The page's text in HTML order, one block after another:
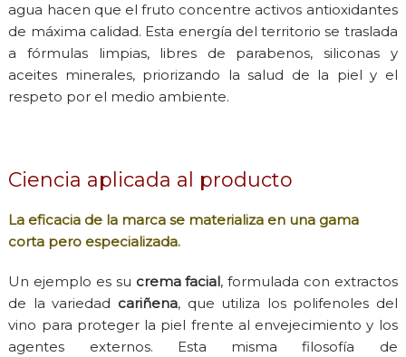
agua hacen que el fruto concentre activos antioxidantes
de máxima calidad. Esta energía del territorio se traslada
a fórmulas limpias, libres de parabenos, siliconas y
aceites minerales, priorizando la salud de la piel y el
respeto por el medio ambiente.
Ciencia aplicada al producto
La eficacia de la marca se materializa en una gama
corta pero especializada.
Un ejemplo es su crema facial, formulada con extractos
de la variedad cariñena, que utiliza los polifenoles del
vino para proteger la piel frente al envejecimiento y los
agentes externos. Esta misma filosofía de